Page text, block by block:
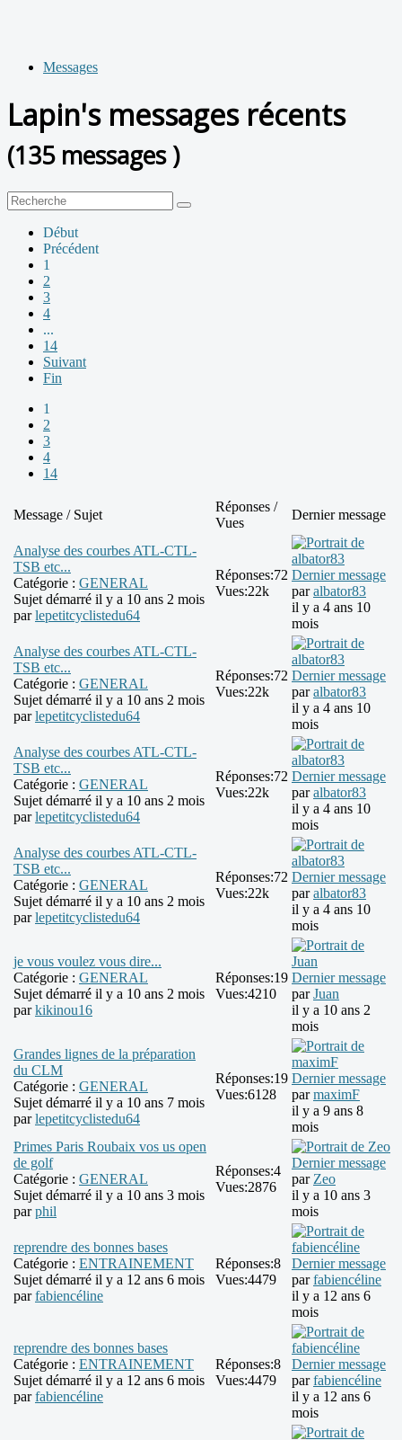
Messages
Lapin's messages récents
(135 messages )
Début
Précédent
1
2
3
4
...
14
Suivant
Fin
1
2
3
4
14
Message / Sujet
Réponses /
Vues
Dernier message
Analyse des courbes ATL-CTL-
TSB etc...
Catégorie : GENERAL
Sujet démarré il y a 10 ans 2 mois
parlepetitcyclistedu64
Réponses:72
Vues:22k
Dernier message
paralbator83
il y a 4 ans 10
mois
Analyse des courbes ATL-CTL-
TSB etc...
Catégorie : GENERAL
Sujet démarré il y a 10 ans 2 mois
parlepetitcyclistedu64
Réponses:72
Vues:22k
Dernier message
paralbator83
il y a 4 ans 10
mois
Analyse des courbes ATL-CTL-
TSB etc...
Catégorie : GENERAL
Sujet démarré il y a 10 ans 2 mois
parlepetitcyclistedu64
Réponses:72
Vues:22k
Dernier message
paralbator83
il y a 4 ans 10
mois
Analyse des courbes ATL-CTL-
TSB etc...
Catégorie : GENERAL
Sujet démarré il y a 10 ans 2 mois
parlepetitcyclistedu64
Réponses:72
Vues:22k
Dernier message
paralbator83
il y a 4 ans 10
mois
je vous voulez vous dire...
Catégorie : GENERAL
Sujet démarré il y a 10 ans 2 mois
parkikinou16
Réponses:19
Vues:4210
Dernier message
parJuan
il y a 10 ans 2
mois
Grandes lignes de la préparation
du CLM
Catégorie : GENERAL
Sujet démarré il y a 10 ans 7 mois
parlepetitcyclistedu64
Réponses:19
Vues:6128
Dernier message
parmaximF
il y a 9 ans 8
mois
Primes Paris Roubaix vos us open
de golf
Catégorie : GENERAL
Sujet démarré il y a 10 ans 3 mois
parphil
Réponses:4
Vues:2876
Dernier message
par Zeo
il y a 10 ans 3
mois
reprendre des bonnes bases
Catégorie : ENTRAINEMENT
Sujet démarré il y a 12 ans 6 mois
parfabiencéline
Réponses:8
Vues:4479
Dernier message
parfabiencéline
il y a 12 ans 6
mois
reprendre des bonnes bases
Catégorie : ENTRAINEMENT
Sujet démarré il y a 12 ans 6 mois
parfabiencéline
Réponses:8
Vues:4479
Dernier message
parfabiencéline
il y a 12 ans 6
mois